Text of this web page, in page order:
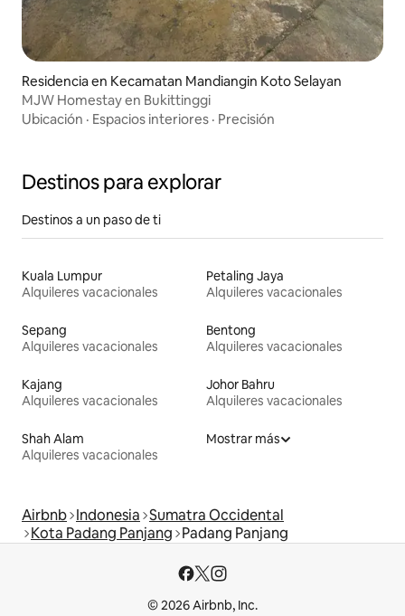
Residencia en Kecamatan Mandiangin Koto Selayan
MJW Homestay en Bukittinggi
Ubicación · Espacios interiores · Precisión
Destinos para explorar
Destinos a un paso de ti
Kuala Lumpur
Alquileres vacacionales
Petaling Jaya
Alquileres vacacionales
Sepang
Alquileres vacacionales
Bentong
Alquileres vacacionales
Kajang
Alquileres vacacionales
Johor Bahru
Alquileres vacacionales
Shah Alam
Alquileres vacacionales
Mostrar más
Airbnb Indonesia Sumatra Occidental
Kota Padang Panjang Padang Panjang
© 2026 Airbnb, Inc.